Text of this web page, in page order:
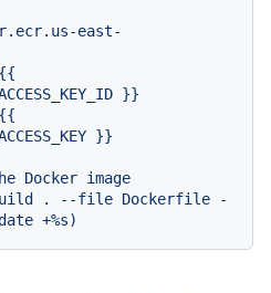
east-
}}
}}
Docker image
. --file Dockerfile
-
+%s)